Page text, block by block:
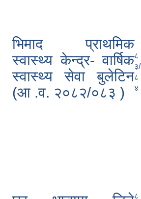
भिमाद प्राथमिक
स्वास्थ्य केन्द्र- वार्षिक
स्वास्थ्य सेवा बुलेटिन
(आ .व. २०८२/०८३ )
८
३/
८
४
८